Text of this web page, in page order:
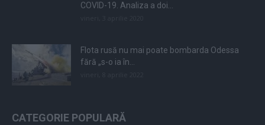
COVID-19. Analiza a doi...
Flota rusă nu mai poate bombarda Odessa
fără „s-o ia în...
CATEGORIE POPULARĂ